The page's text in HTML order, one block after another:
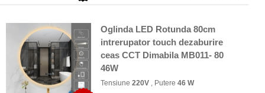
Oglinda LED Rotunda 80cm
intrerupator touch dezaburire
ceas CCT Dimabila MB011- 80
46W
Tensiune 220V , Putere 46 W